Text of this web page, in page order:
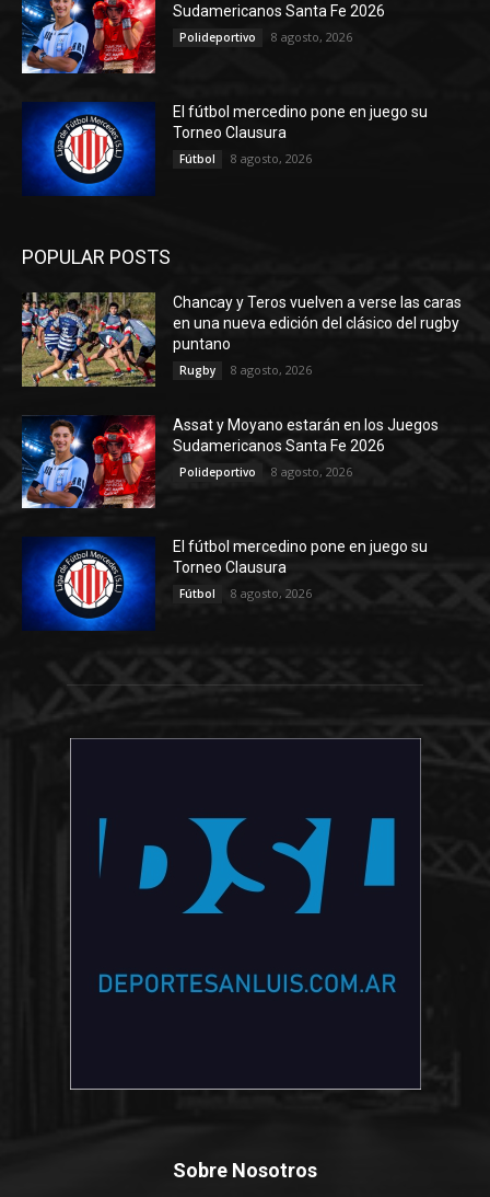
Sudamericanos Santa Fe 2026
Polideportivo 8 agosto, 2026
El fútbol mercedino pone en juego su
Torneo Clausura
Fútbol 8 agosto, 2026
POPULAR POSTS
Chancay y Teros vuelven a verse las caras
en una nueva edición del clásico del rugby
puntano
Rugby 8 agosto, 2026
Assat y Moyano estarán en los Juegos
Sudamericanos Santa Fe 2026
Polideportivo 8 agosto, 2026
El fútbol mercedino pone en juego su
Torneo Clausura
Fútbol 8 agosto, 2026
Sobre Nosotros